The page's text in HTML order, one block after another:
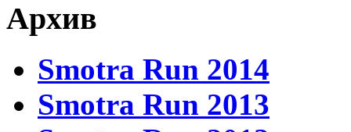
Архив
Smotra Run 2014
Smotra Run 2013